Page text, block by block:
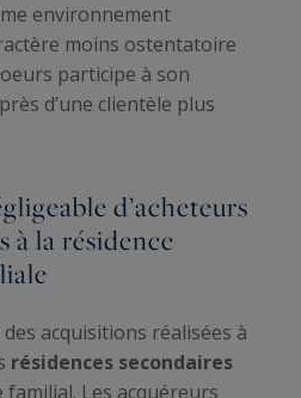
environnement
moins ostentatoire
participe à son
d’une clientèle plus
d’acheteurs
à la résidence
acquisitions réalisées à
résidences secondaires
Les acquéreurs